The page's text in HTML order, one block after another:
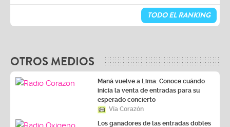
TODO EL RANKING
Maná vuelve a Lima: Conoce cuándo
inicia la venta de entradas para su
esperado concierto
Vía Corazón
Los ganadores de las entradas dobles
+ Meet & Greet para el concierto de El